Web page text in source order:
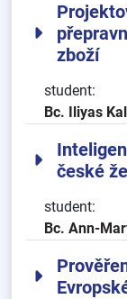
zboží
student:
Bc. Iliyas
české
student:
Bc. Ann-